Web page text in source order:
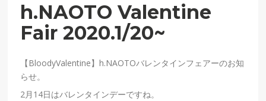
h.NAOTO Valentine
Fair 2020.1/20~
【BloodyValentine】h.NAOTOバレンタインフェアーのお知
らせ。
2月14日はバレンタインデーですね。